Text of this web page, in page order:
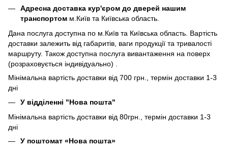
Адресна доставка кур'єром до дверей нашим
транспортом м.Київ та Київська область.
Дана послуга доступна по м.Київ та Київська область. Вартість
доставки залежить від габаритів, ваги продукції та тривалості
маршруту. Також доступна послуга вивантаження на поверх
(розраховується індивідуально) .
Мінімальна вартість доставки від 700 грн., термін доставки 1-3
дні
У відділенні "Нова пошта"
Мінімальна вартість доставки від 80грн., термін доставки 1-3
дні
У поштомат «Нова пошта»